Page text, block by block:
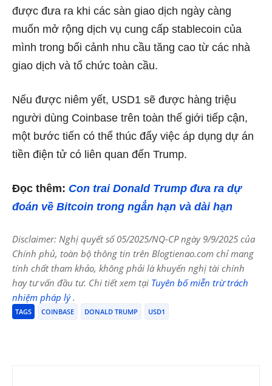
được đưa ra khi các sàn giao dịch ngày càng
muốn mở rộng dịch vụ cung cấp stablecoin của
mình trong bối cảnh nhu cầu tăng cao từ các nhà
giao dịch và tổ chức toàn cầu.
Nếu được niêm yết, USD1 sẽ được hàng triệu
người dùng Coinbase trên toàn thế giới tiếp cận,
một bước tiến có thể thúc đẩy việc áp dụng dự án
tiền điện tử có liên quan đến Trump.
Đọc thêm: Con trai Donald Trump đưa ra dự
đoán về Bitcoin trong ngắn hạn và dài hạn
Disclaimer: Nghị quyết số 05/2025/NQ-CP ngày 9/9/2025 của
Chính phủ, toàn bộ thông tin trên Blogtienao.com chỉ mang
tính chất tham khảo, không phải là khuyến nghị tài chính
hay tư vấn đầu tư. Chi tiết xem tại Tuyên bố miễn trừ trách
nhiệm pháp lý.
TAGS COINBASE DONALD TRUMP USD1